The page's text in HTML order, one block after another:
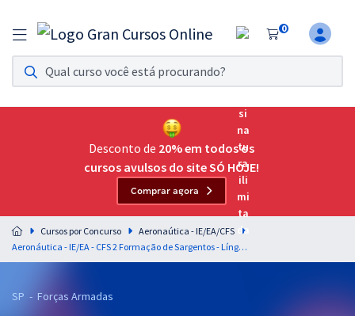
0
Assinatura Ilimitada 11
Acesso a todos os cursos. Teste grátis por 7 dias!
Assinatura OAB Até Passar
Acesso ilimitado a toda preparação para o Exame da
Residências Multiprofissionais
Preparação completa e intensiva para as principais
residências em saúde do Brasil
Desconto de 20% em todos os
cursos avulsos do site SÓ HOJE!
Comprar agora
Cursos por Concurso
Aeronaútica - IE/EA/CFS
Aeronáutica - IE/EA - CFS 2 Formação de Sargentos - Língua Inglesa Nível Básico para o Cargo de Demais Especialidades - Professor: André Goofy (Pós-Edital)
SP - Forças Armadas